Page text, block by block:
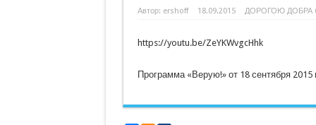
Автор: ershoff 18.09.2015 ДОРОГОЮ ДОБРА
https://youtu.be/ZeYKWvgcHhk
Программа «Верую!» от 18 сентября 2015